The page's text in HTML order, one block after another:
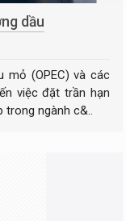
dầu
(OPEC) và các
việc đặt trần hạn
trong ngành c&..